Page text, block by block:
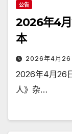
公告
2026年4月
本
2026年4月26
2026年4月26
人》杂…